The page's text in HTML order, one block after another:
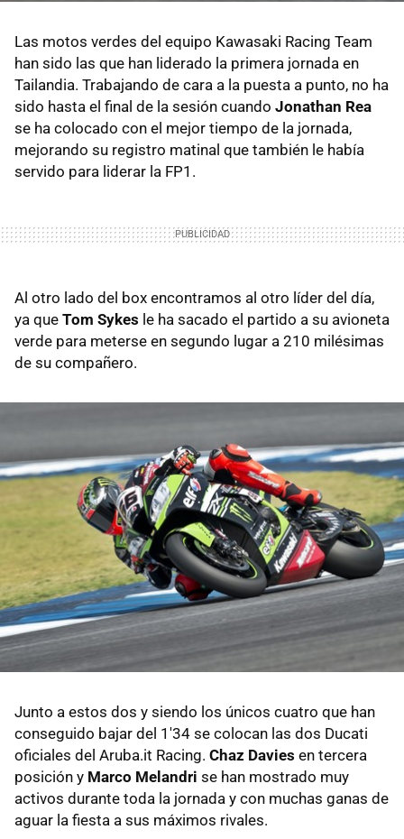
Las motos verdes del equipo Kawasaki Racing Team
han sido las que han liderado la primera jornada en
Tailandia. Trabajando de cara a la puesta a punto, no ha
sido hasta el final de la sesión cuando Jonathan Rea
se ha colocado con el mejor tiempo de la jornada,
mejorando su registro matinal que también le había
servido para liderar la FP1.
Al otro lado del box encontramos al otro líder del día,
ya que Tom Sykes le ha sacado el partido a su avioneta
verde para meterse en segundo lugar a 210 milésimas
de su compañero.
Junto a estos dos y siendo los únicos cuatro que han
conseguido bajar del 1'34 se colocan las dos Ducati
oficiales del Aruba.it Racing. Chaz Davies en tercera
posición y Marco Melandri se han mostrado muy
activos durante toda la jornada y con muchas ganas de
aguar la fiesta a sus máximos rivales.